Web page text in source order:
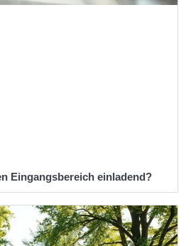
Eingangsbereich einladend?